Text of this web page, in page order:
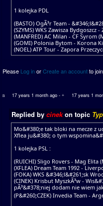
1 kolejka PDL
(BASTO) OgÃ³r Team -
(SZYMS) WKS Zawisza Bydgoszcz
(MANFRED) AC Milan - CF Syrom
(GOMI) Polonia Bytom - Korona
(NOEL) ATP Tour - Zapora
Please Log inorCreate an accountto
17 years 1 month ago - 17 years 1
Replied by cinekon topic
Mo&#380;e tak bloki na mecze z
Xflea ju&#380; o tym
1 kolejka PSL :
(RUICHI) Sligo Rovers - Mag Elita
(XFLEA) Dream Team 1992 -
(FOKA) WKS &#346;l&#261;sk
(CINEK) Krisbut MyszkÃ³w -
pÃ³&#378;niej dodam nie wiem
(P&#260;CZEK) Invedia Team -